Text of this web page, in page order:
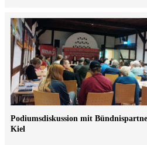
Podiumsdiskussion mit
Kiel